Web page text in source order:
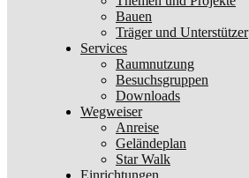
Bauen
Träger und Unterstützer
Services
Raumnutzung
Besuchsgruppen
Downloads
Wegweiser
Anreise
Geländeplan
Star Walk
Einrichtungen